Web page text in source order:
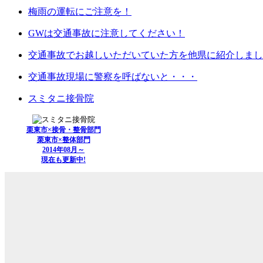
梅雨の運転にご注意を！
GWは交通事故に注意してください！
交通事故でお越しいただいていた方を他県に紹介しま
交通事故現場に警察を呼ばないと・・・
スミタニ接骨院
栗東市×接骨・整骨部門
栗東市×整体部門
2014年08月～
現在も更新中!